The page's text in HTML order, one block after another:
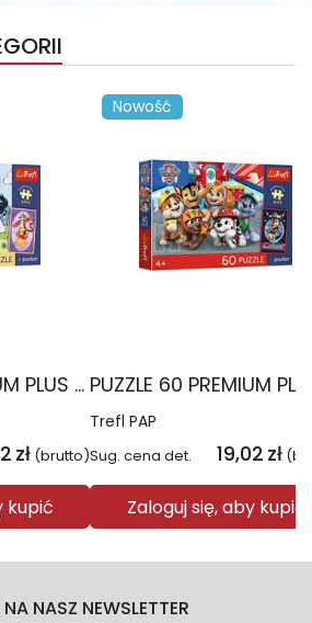
PUZZLE 60 PREMIUM PLUS KIDS Uśmiech i miód Kubuś Puchatek 17437
zł (brutto)
kupić
Nowość
Trefl PAP
Sug. cena det. 19,02 zł
Zaloguj się, aby kupić
NASZ NEWSLETTER